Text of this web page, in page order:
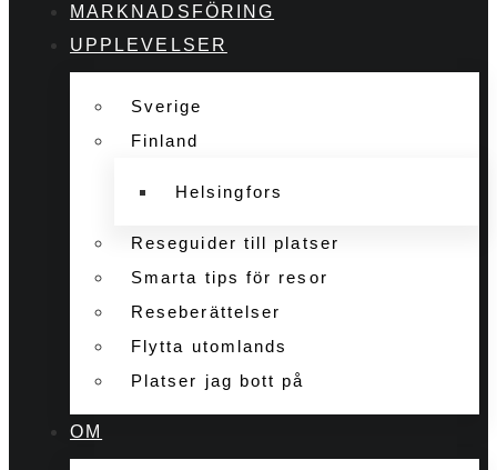
MARKNADSFÖRING
UPPLEVELSER
Sverige
Finland
Helsingfors
Reseguider till platser
Smarta tips för resor
Reseberättelser
Flytta utomlands
Platser jag bott på
OM